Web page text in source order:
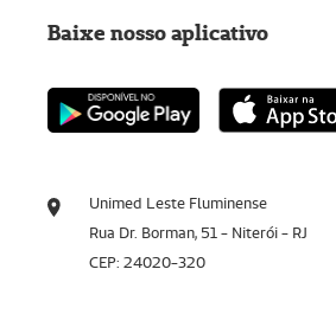
Unimed Leste Fluminense
Rua Dr. Borman, 51 - Niterói - RJ
CEP: 24020-320
Baixe nosso aplicativo